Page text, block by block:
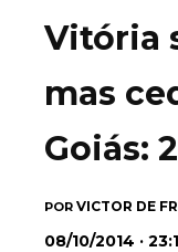
Vitória
mas
Goiás:
POR VICTOR DE
08/10/2014 ·